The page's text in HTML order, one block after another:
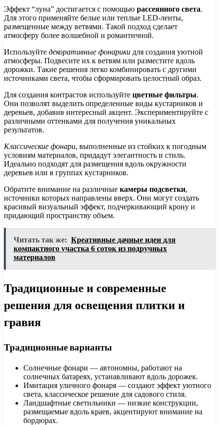
Эффект “луна” достигается с помощью рассеянного света.
Для этого применяйте белые или теплые LED-ленты,
размещенные между ветвями. Такой подход сделает
атмосферу более волшебной и романтичной.
Используйте декоративные фонарики для создания уютной
атмосферы. Подвесите их к ветвям или разместите вдоль
дорожки. Такие решения легко комбинировать с другими
источниками света, чтобы сформировать целостный образ.
Для создания контрастов используйте цветные фильтры.
Они позволят выделить определенные виды кустарников и
деревьев, добавив интересный акцент. Экспериментируйте с
различными оттенками для получения уникальных
результатов.
Классические фонари, выполненные из стойких к погодным
условиям материалов, придадут элегантность и стиль.
Идеально подходят для размещения вдоль окружности
деревьев или в группах кустарников.
Обратите внимание на различные камеры подсветки,
источники которых направлены вверх. Они могут создать
красивый визуальный эффект, подчеркивающий крону и
придающий пространству объем.
Читать так же: Креативные дачные идеи для
компактного участка 6 соток из подручных
материалов
Традиционные и современные
решения для освещения плитки и
гравия
Традиционные варианты
Солнечные фонари — автономны, работают на
солнечных батареях, устанавливают вдоль дорожек.
Имитация уличного фонаря — создают эффект уютного
света, классическое решение для садового стиля.
Ландшафтные светильники — низкие конструкции,
размещаемые вдоль краев, акцентируют внимание на
бордюрах.